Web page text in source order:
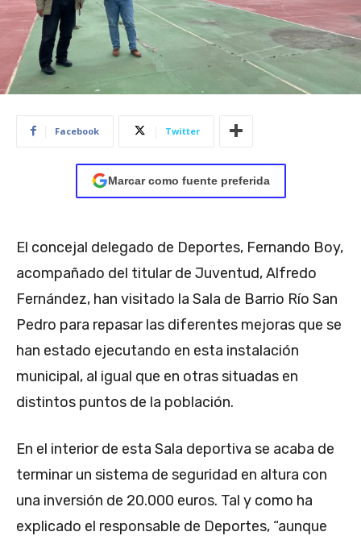
Facebook Twitter
Marcar como fuente preferida
El concejal delegado de Deportes, Fernando Boy,
acompañado del titular de Juventud, Alfredo
Fernández, han visitado la Sala de Barrio Río San
Pedro para repasar las diferentes mejoras que se
han estado ejecutando en esta instalación
municipal, al igual que en otras situadas en
distintos puntos de la población.
En el interior de esta Sala deportiva se acaba de
terminar un sistema de seguridad en altura con
una inversión de 20.000 euros. Tal y como ha
explicado el responsable de Deportes, “aunque